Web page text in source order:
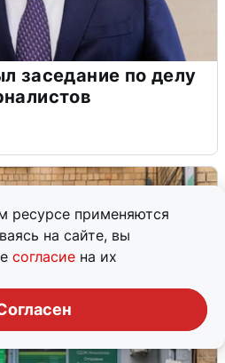
ресурсе применяются
на сайте, вы
согласие на их
заседание по делу